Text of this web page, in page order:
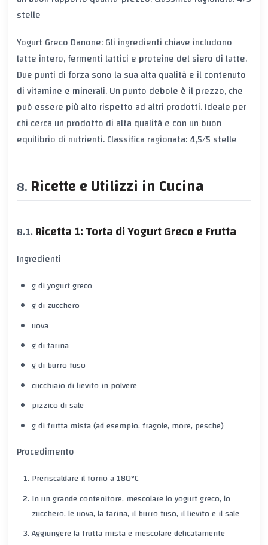
stelle
Yogurt Greco Danone: Gli ingredienti chiave includono
latte intero, fermenti lattici e proteine del siero di latte.
Due punti di forza sono la sua alta qualità e il contenuto
di vitamine e minerali. Un punto debole è il prezzo, che
può essere più alto rispetto ad altri prodotti. Ideale per
chi cerca un prodotto di alta qualità e con un buon
equilibrio di nutrienti. Classifica ragionata: 4,5/5 stelle
Ricette e Utilizzi in Cucina
Ricetta 1: Torta di Yogurt Greco e Frutta
Ingredienti
g di yogurt greco
g di zucchero
uova
g di farina
g di burro fuso
cucchiaio di lievito in polvere
pizzico di sale
g di frutta mista (ad esempio, fragole, more, pesche)
Procedimento
Preriscaldare il forno a 180°C
In un grande contenitore, mescolare lo yogurt greco, lo
zucchero, le uova, la farina, il burro fuso, il lievito e il sale
Aggiungere la frutta mista e mescolare delicatamente